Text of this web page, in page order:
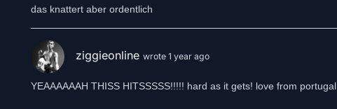
das knattert aber ordentlich
ziggieonline wrote 1 year ago
YEAAAAAAH THISS HITSSSSS!!!!! hard as it gets! love from portugal